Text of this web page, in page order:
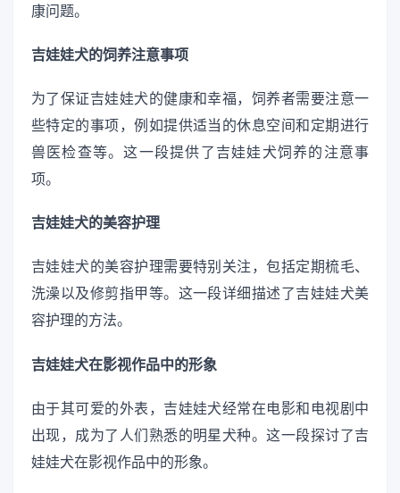
康问题。
吉娃娃犬的饲养注意事项
为了保证吉娃娃犬的健康和幸福，饲养者需要注意一
些特定的事项，例如提供适当的休息空间和定期进行
兽医检查等。这一段提供了吉娃娃犬饲养的注意事
项。
吉娃娃犬的美容护理
吉娃娃犬的美容护理需要特别关注，包括定期梳毛、
洗澡以及修剪指甲等。这一段详细描述了吉娃娃犬美
容护理的方法。
吉娃娃犬在影视作品中的形象
由于其可爱的外表，吉娃娃犬经常在电影和电视剧中
出现，成为了人们熟悉的明星犬种。这一段探讨了吉
娃娃犬在影视作品中的形象。